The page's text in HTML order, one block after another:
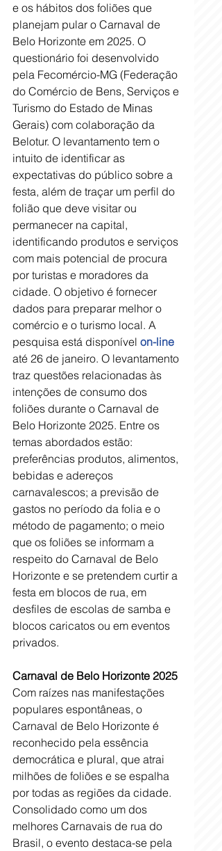
e os hábitos dos foliões que
planejam pular o Carnaval de
Belo Horizonte em 2025. O
questionário foi desenvolvido
pela Fecomércio-MG (Federação
do Comércio de Bens, Serviços e
Turismo do Estado de Minas
Gerais) com colaboração da
Belotur. O levantamento tem o
intuito de identificar as
expectativas do público sobre a
festa, além de traçar um perfil do
folião que deve visitar ou
permanecer na capital,
identificando produtos e serviços
com mais potencial de procura
por turistas e moradores da
cidade. O objetivo é fornecer
dados para preparar melhor o
comércio e o turismo local. A
pesquisa está disponível on-line
até 26 de janeiro. O levantamento
traz questões relacionadas às
intenções de consumo dos
foliões durante o Carnaval de
Belo Horizonte 2025. Entre os
temas abordados estão:
preferências produtos, alimentos,
bebidas e adereços
carnavalescos; a previsão de
gastos no período da folia e o
método de pagamento; o meio
que os foliões se informam a
respeito do Carnaval de Belo
Horizonte e se pretendem curtir a
festa em blocos de rua, em
desfiles de escolas de samba e
blocos caricatos ou em eventos
privados.
Carnaval de Belo Horizonte 2025
Com raízes nas manifestações
populares espontâneas, o
Carnaval de Belo Horizonte é
reconhecido pela essência
democrática e plural, que atrai
milhões de foliões e se espalha
por todas as regiões da cidade.
Consolidado como um dos
melhores Carnavais de rua do
Brasil, o evento destaca-se pela